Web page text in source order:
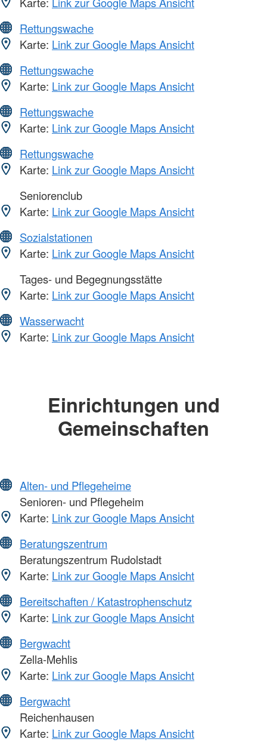
Rettungswache
Karte: Link zur Google Maps Ansicht
Rettungswache
Karte: Link zur Google Maps Ansicht
Rettungswache
Karte: Link zur Google Maps Ansicht
Rettungswache
Karte: Link zur Google Maps Ansicht
Seniorenclub
Karte: Link zur Google Maps Ansicht
Sozialstationen
Karte: Link zur Google Maps Ansicht
Tages- und Begegnungsstätte
Karte: Link zur Google Maps Ansicht
Wasserwacht
Karte: Link zur Google Maps Ansicht
Einrichtungen und
Gemeinschaften
Alten- und Pflegeheime
Senioren- und Pflegeheim
Karte: Link zur Google Maps Ansicht
Beratungszentrum
Beratungszentrum Rudolstadt
Karte: Link zur Google Maps Ansicht
Bereitschaften / Katastrophenschutz
Karte: Link zur Google Maps Ansicht
Bergwacht
Zella-Mehlis
Karte: Link zur Google Maps Ansicht
Bergwacht
Reichenhausen
Karte: Link zur Google Maps Ansicht